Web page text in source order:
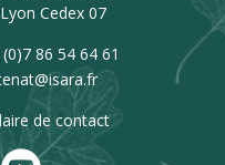
Cedex 07
86 54 64 61
de contact